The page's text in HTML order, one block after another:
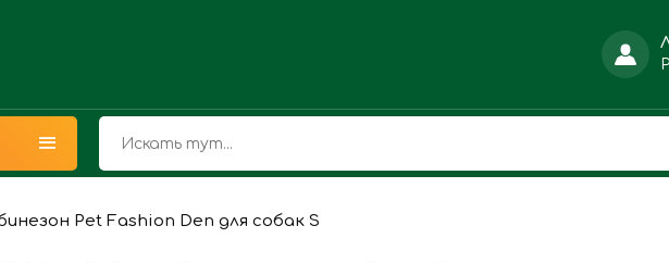
Pet Fashion Den для собак S